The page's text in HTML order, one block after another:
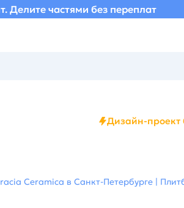
Делите частями без переплат
Дизайн-проект
Ceramica в Санкт-Петербурге |